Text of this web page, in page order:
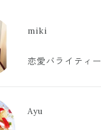
miki
恋愛バライティー
Ayu